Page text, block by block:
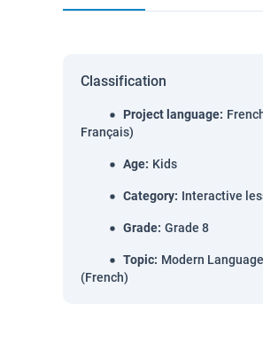
Classification
Project language:
Français)
Age: Kids
Category: Interactive
Grade: Grade 8
Topic: Modern
(French)